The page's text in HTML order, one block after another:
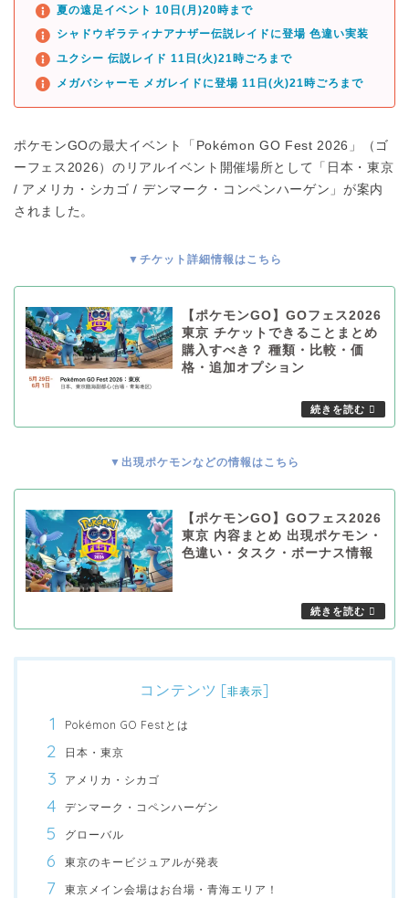
夏の遠足イベント 10日(月)20時まで
シャドウギラティナアナザー伝説レイドに登場 色違い実装
ユクシー 伝説レイド 11日(火)21時ごろまで
メガバシャーモ メガレイドに登場 11日(火)21時ごろまで
ポケモンGOの最大イベント「Pokémon GO Fest 2026」（ゴ
ーフェス2026）のリアルイベント開催場所として「日本・東京
/ アメリカ・シカゴ / デンマーク・コンペンハーゲン」が案内
されました。
▼チケット詳細情報はこちら
【ポケモンGO】GOフェス2026
東京 チケットできることまとめ
購入すべき？ 種類・比較・価
格・追加オプション
▼出現ポケモンなどの情報はこちら
【ポケモンGO】GOフェス2026
東京 内容まとめ 出現ポケモン・
色違い・タスク・ボーナス情報
コンテンツ [非表示]
Pokémon GO Festとは
日本・東京
アメリカ・シカゴ
デンマーク・コペンハーゲン
グローバル
東京のキービジュアルが発表
東京メイン会場はお台場・青海エリア！